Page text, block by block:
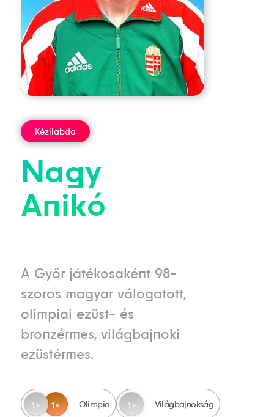
Kézilabda
Nagy
Anikó
A Győr játékosaként 98-
szoros magyar válogatott,
olimpiai ezüst- és
bronzérmes, világbajnoki
ezüstérmes.
1 1 Olimpia 1 Világbajnokság